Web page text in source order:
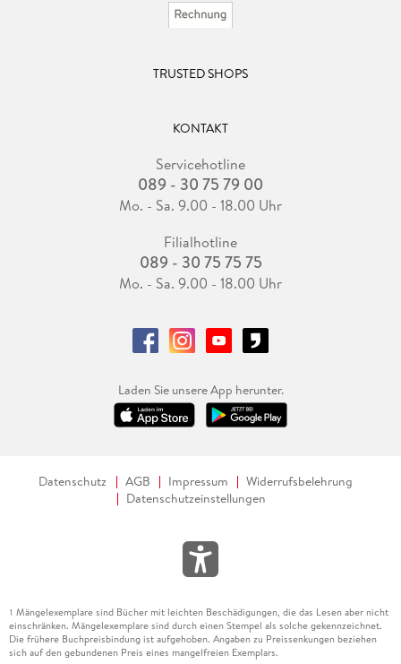
TRUSTED SHOPS
KONTAKT
Servicehotline
089 - 30 75 79 00
Mo. - Sa. 9.00 - 18.00 Uhr
Filialhotline
089 - 30 75 75 75
Mo. - Sa. 9.00 - 18.00 Uhr
Laden Sie unsere App herunter.
Datenschutz AGB Impressum
Widerrufsbelehrung
Datenschutzeinstellungen
1 Mängelexemplare sind Bücher mit leichten Beschädigungen, die das Lesen aber nicht
einschränken. Mängelexemplare sind durch einen Stempel als solche gekennzeichnet.
Die frühere Buchpreisbindung ist aufgehoben. Angaben zu Preissenkungen beziehen
sich auf den gebundenen Preis eines mangelfreien Exemplars.